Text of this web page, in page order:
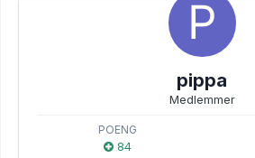
pippa
Medlemmer
POENG
84